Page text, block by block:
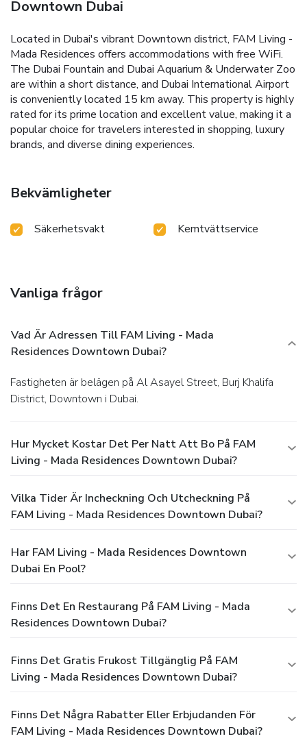
Downtown Dubai
Located in Dubai's vibrant Downtown district, FAM Living -
Mada Residences offers accommodations with free WiFi.
The Dubai Fountain and Dubai Aquarium & Underwater Zoo
are within a short distance, and Dubai International Airport
is conveniently located 15 km away. This property is highly
rated for its prime location and excellent value, making it a
popular choice for travelers interested in shopping, luxury
brands, and diverse dining experiences.
Bekvämligheter
Säkerhetsvakt Kemtvättservice
Vanliga frågor
Vad Är Adressen Till FAM Living - Mada
Residences Downtown Dubai?
Fastigheten är belägen på Al Asayel Street, Burj Khalifa
District, Downtown i Dubai.
Hur Mycket Kostar Det Per Natt Att Bo På FAM
Living - Mada Residences Downtown Dubai?
Vilka Tider Är Incheckning Och Utcheckning På
FAM Living - Mada Residences Downtown Dubai?
Har FAM Living - Mada Residences Downtown
Dubai En Pool?
Finns Det En Restaurang På FAM Living - Mada
Residences Downtown Dubai?
Finns Det Gratis Frukost Tillgänglig På FAM
Living - Mada Residences Downtown Dubai?
Finns Det Några Rabatter Eller Erbjudanden För
FAM Living - Mada Residences Downtown Dubai?